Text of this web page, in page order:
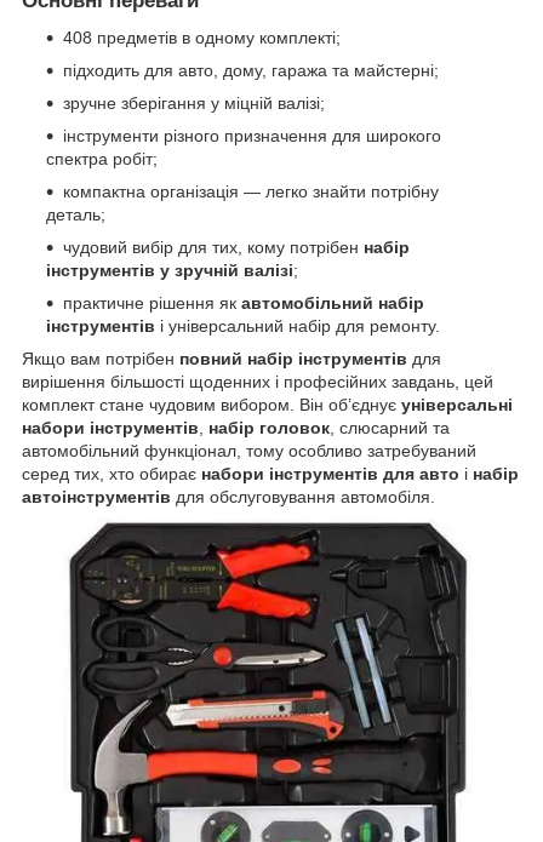
408 предметів в одному комплекті;
підходить для авто, дому, гаража та майстерні;
зручне зберігання у міцній валізі;
інструменти різного призначення для широкого
спектра робіт;
компактна організація — легко знайти потрібну
деталь;
чудовий вибір для тих, кому потрібен набір
інструментів у зручній валізі;
практичне рішення як автомобільний набір
інструментів і універсальний набір для ремонту.
Якщо вам потрібен повний набір інструментів для
вирішення більшості щоденних і професійних завдань, цей
комплект стане чудовим вибором. Він об’єднує універсальні
набори інструментів
набір головок , слюсарний та
автомобільний функціонал, тому особливо затребуваний
серед тих, хто обирає набори інструментів для авто і набір
автоінструментів для обслуговування автомобіля.